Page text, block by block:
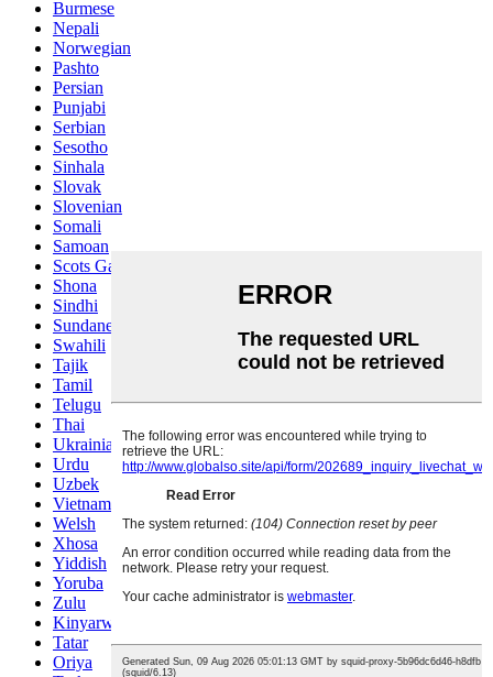
Burmese
Nepali
Norwegian
Pashto
Persian
Punjabi
Serbian
Sesotho
Sinhala
Slovak
Slovenian
Somali
Samoan
Scots Gaelic
Shona
Sindhi
Sundanese
Swahili
Tajik
Tamil
Telugu
Thai
Ukrainian
Urdu
Uzbek
Vietnamese
Welsh
Xhosa
Yiddish
Yoruba
Zulu
Kinyarwanda
Tatar
Oriya